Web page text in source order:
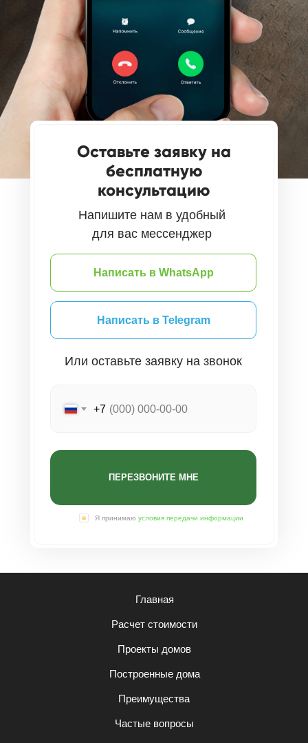
Оставьте заявку на
бесплатную
консультацию
ПЕРЕЗВОНИТЕ МНЕ
+7
Напишите нам в удобный
для вас мессенджер
Написать в Telegram
Или оставьте заявку на звонок
Я принимаю условия передачи информации
Написать в WhatsApp
Расчет стоимости
Проекты домов
Построенные дома
Преимущества
Главная
Частые вопросы